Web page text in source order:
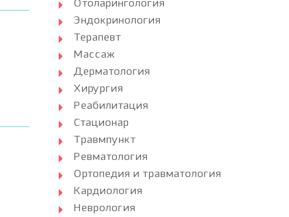
Отоларингология
Эндокринология
Терапевт
Массаж
Дерматология
Хирургия
Реабилитация
Стационар
Травмпункт
Ревматология
Ортопедия и травматология
Кардиология
Неврология